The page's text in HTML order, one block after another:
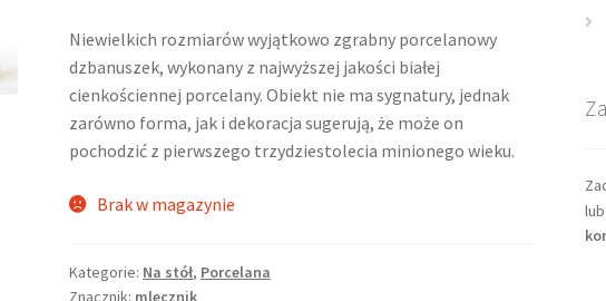
Niewielkich rozmiarów wyjątkowo zgrabny porcelanowy
dzbanuszek, wykonany z najwyższej jakości białej
cienkościennej porcelany. Obiekt nie ma sygnatury, jednak
zarówno forma, jak i dekoracja sugerują, że może on
pochodzić z pierwszego trzydziestolecia minionego wieku.
Brak w magazynie
Kategorie: Na stół, Porcelana
Znacznik: mlecznik